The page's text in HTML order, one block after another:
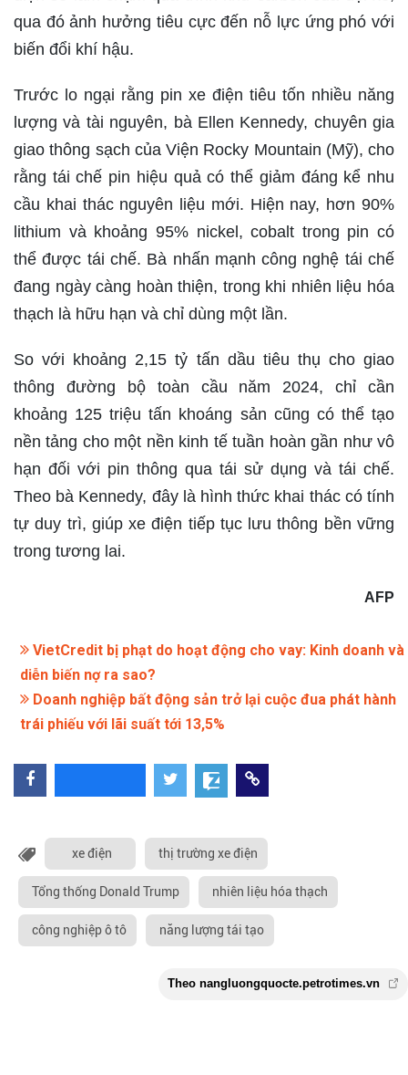
qua đó ảnh hưởng tiêu cực đến nỗ lực ứng phó với
biến đổi khí hậu.
Trước lo ngại rằng pin xe điện tiêu tốn nhiều năng
lượng và tài nguyên, bà Ellen Kennedy, chuyên gia
giao thông sạch của Viện Rocky Mountain (Mỹ), cho
rằng tái chế pin hiệu quả có thể giảm đáng kể nhu
cầu khai thác nguyên liệu mới. Hiện nay, hơn 90%
lithium và khoảng 95% nickel, cobalt trong pin có
thể được tái chế. Bà nhấn mạnh công nghệ tái chế
đang ngày càng hoàn thiện, trong khi nhiên liệu hóa
thạch là hữu hạn và chỉ dùng một lần.
So với khoảng 2,15 tỷ tấn dầu tiêu thụ cho giao
thông đường bộ toàn cầu năm 2024, chỉ cần
khoảng 125 triệu tấn khoáng sản cũng có thể tạo
nền tảng cho một nền kinh tế tuần hoàn gần như vô
hạn đối với pin thông qua tái sử dụng và tái chế.
Theo bà Kennedy, đây là hình thức khai thác có tính
tự duy trì, giúp xe điện tiếp tục lưu thông bền vững
trong tương lai.
AFP
VietCredit bị phạt do hoạt động cho vay: Kinh doanh và
diễn biến nợ ra sao?
Doanh nghiệp bất động sản trở lại cuộc đua phát hành
trái phiếu với lãi suất tới 13,5%
xe điện thị trường xe điện
Tổng thống Donald Trump nhiên liệu hóa thạch
công nghiệp ô tô năng lượng tái tạo